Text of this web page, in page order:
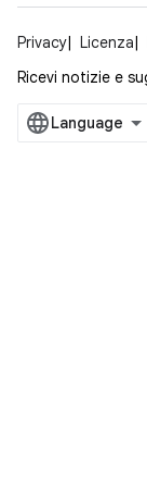
Privacy Licenza
Ricevi notizie e